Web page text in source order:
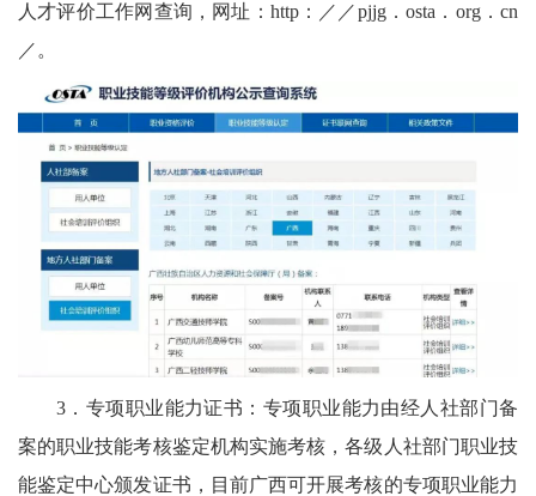
人才评价工作网查询，网址：http：／／pjjg．osta．org．cn
／。
3．专项职业能力证书：专项职业能力由经人社部门备
案的职业技能考核鉴定机构实施考核，各级人社部门职业技
能鉴定中心颁发证书，目前广西可开展考核的专项职业能力